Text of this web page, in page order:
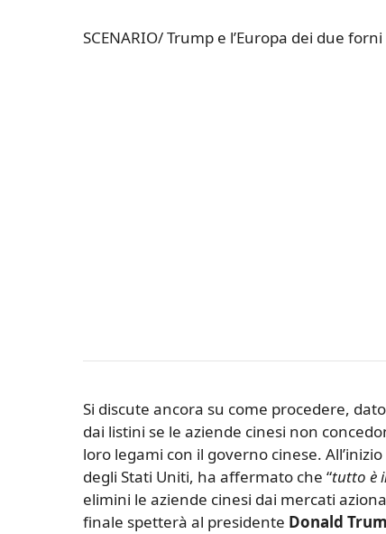
SCENARIO/ Trump e l’Europa dei due forni
Si discute ancora su come procedere,
dai listini se le aziende cinesi non
loro legami con il governo cinese.
degli Stati Uniti, ha affermato che “tutto è
elimini le aziende cinesi dai mercati
finale spetterà al presidente Donald